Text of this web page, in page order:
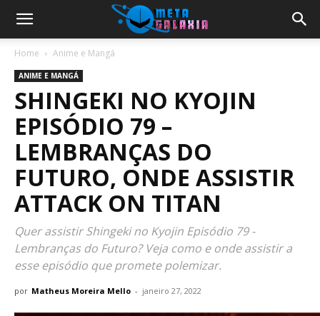
Home Anime e Mangá
ANIME E MANGÁ
SHINGEKI NO KYOJIN
EPISÓDIO 79 –
LEMBRANÇAS DO
FUTURO, ONDE ASSISTIR
ATTACK ON TITAN
Quer assistir Shingeki no Kyojin Episódio 79 -
Lembranças do Futuro? Veja como e onde assistir a
esse episódio que promete polemizar.
por Matheus Moreira Mello - janeiro 27, 2022